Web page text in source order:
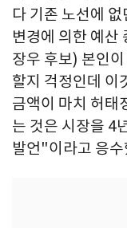
다 기존 노선에
변경에 의한 예
장우 후보) 본인
할지 걱정인데 이
금액이 마치 허태
는 것은 시장을 4
발언"이라고 응수